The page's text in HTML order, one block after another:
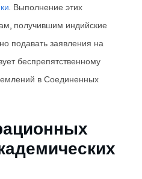
. Выполнение этих
получившим индийские
подавать заявления на
беспрепятственному
в Соединенных